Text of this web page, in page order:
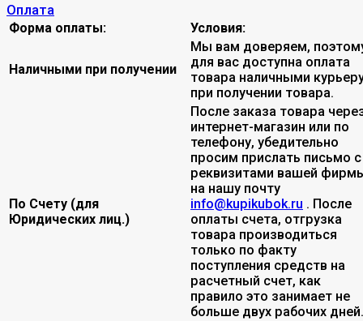
Оплата
Форма оплаты: Условия:
Наличными при получении
Мы вам доверяем,
для вас доступна оплата
товара наличными
при получении товара.
По Счету (для
Юридических лиц.)
После заказа товара
интернет-магазин или по
телефону, убедительно
просим прислать письмо с
реквизитами вашей
на нашу почту
info@kupikubok.ru . После
оплаты счета, отгрузка
товара производиться
только по факту
поступления средств на
расчетный счет, как
правило это занимает не
больше двух рабочих дней.